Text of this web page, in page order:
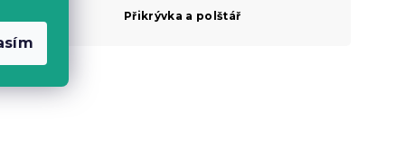
Přikrývka a polštář